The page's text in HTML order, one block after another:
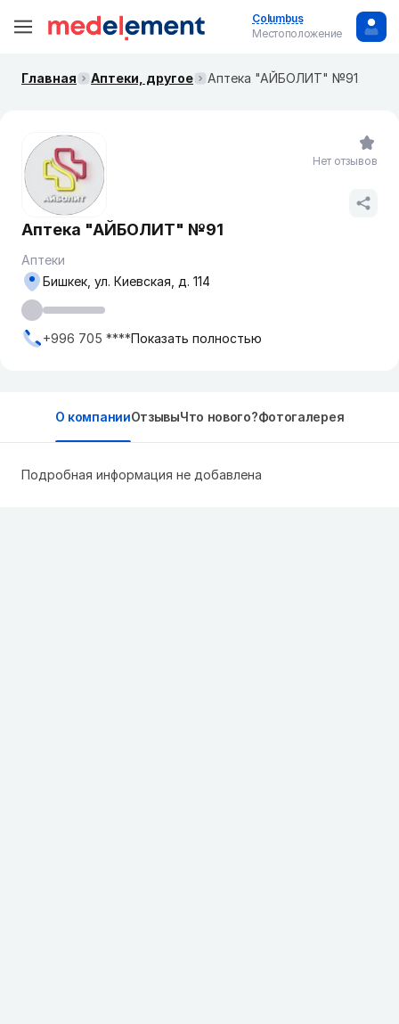
Columbus
Местоположение
Главная Аптеки, другое Аптека "АЙБОЛИТ" №91
Аптека "АЙБОЛИТ" №91
Аптеки
Бишкек, ул. ​Киевская, д. 114
+996 705 ****Показать полностью
Нет отзывов
О компанииОтзывыЧто нового?Фотогалерея
Подробная информация не добавлена